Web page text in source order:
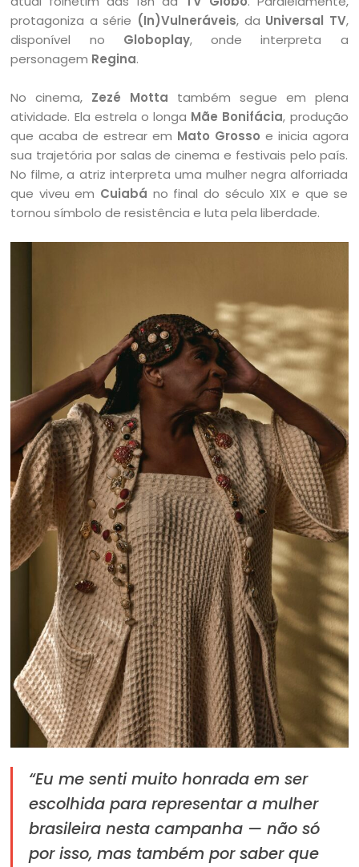
protagoniza a série (In)Vulneráveis, da Universal TV,
disponível no Globoplay, onde interpreta a
personagem Regina.
No cinema, Zezé Motta também segue em plena
atividade. Ela estrela o longa Mãe Bonifácia, produção
que acaba de estrear em Mato Grosso e inicia agora
sua trajetória por salas de cinema e festivais pelo país.
No filme, a atriz interpreta uma mulher negra alforriada
que viveu em Cuiabá no final do século XIX e que se
tornou símbolo de resistência e luta pela liberdade.
“Eu me senti muito honrada em ser
escolhida para representar a mulher
brasileira nesta campanha — não só
por isso, mas também por saber que